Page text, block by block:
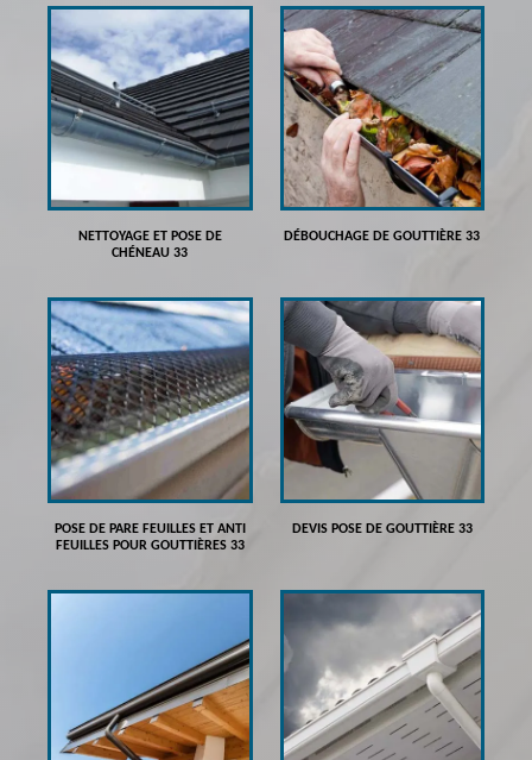
NETTOYAGE ET POSE DE
CHÉNEAU 33
DÉBOUCHAGE DE GOUTTIÈRE 33
POSE DE PARE FEUILLES ET ANTI
FEUILLES POUR GOUTTIÈRES 33
DEVIS POSE DE GOUTTIÈRE 33